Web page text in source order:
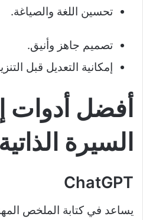
تحسين اللغة والصياغة.
تصميم جاهز وأنيق.
إمكانية التعديل قبل
أفضل أدوات
السيرة الذاتية
ChatGPT
يساعد في كتابة الملخص